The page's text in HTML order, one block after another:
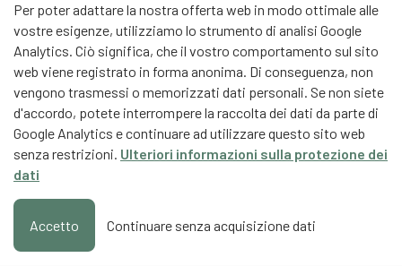
Per poter adattare la nostra offerta web in modo ottimale alle
vostre esigenze, utilizziamo lo strumento di analisi Google
Analytics. Ciò significa, che il vostro comportamento sul sito
web viene registrato in forma anonima. Di conseguenza, non
vengono trasmessi o memorizzati dati personali. Se non siete
d'accordo, potete interrompere la raccolta dei dati da parte di
Google Analytics e continuare ad utilizzare questo sito web
senza restrizioni. Ulteriori informazioni sulla protezione dei
dati
Accetto Continuare senza acquisizione dati
Partner
Partner di contenuti
Scuola universitaria federale dello Sport Macolin